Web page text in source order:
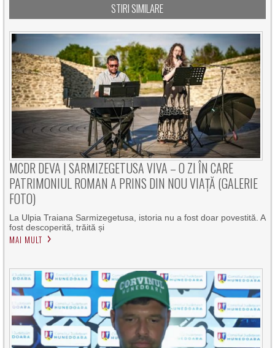
STIRI SIMILARE
MCDR DEVA | SARMIZEGETUSA VIVA – O ZI ÎN CARE
PATRIMONIUL ROMAN A PRINS DIN NOU VIAȚĂ (GALERIE
FOTO)
La Ulpia Traiana Sarmizegetusa, istoria nu a fost doar povestită. A
fost descoperită, trăită și
MAI MULT